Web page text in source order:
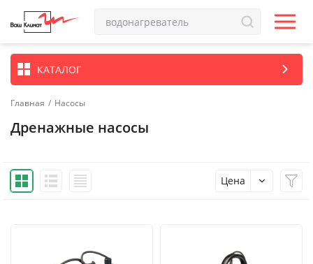
КАТАЛОГ
Главная / Насосы
Дренажные насосы
Цена